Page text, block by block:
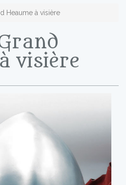
Heaume à visière
visière